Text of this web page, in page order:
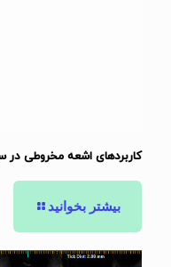
کاربردهای اشعه مخروطی
بیشتر بخوانید